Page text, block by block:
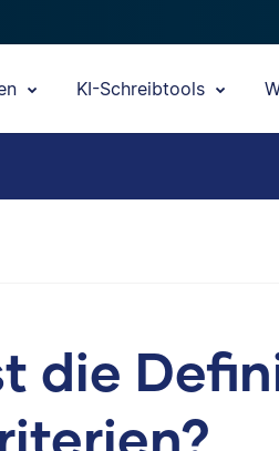
KI-Schreibtools
die